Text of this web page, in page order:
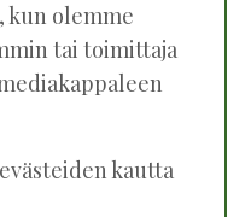
kun olemme
tai toimittaja
kautta